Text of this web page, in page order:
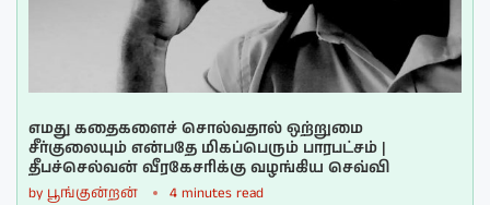
எமது கதைகளைச் சொல்வதால் ஒற்றுமை
சீர்குலையும் என்பதே மிகப்பெரும் பாரபட்சம் |
தீபச்செல்வன் வீரகேசரிக்கு வழங்கிய செவ்வி
by பூங்குன்றன் 4 minutes read